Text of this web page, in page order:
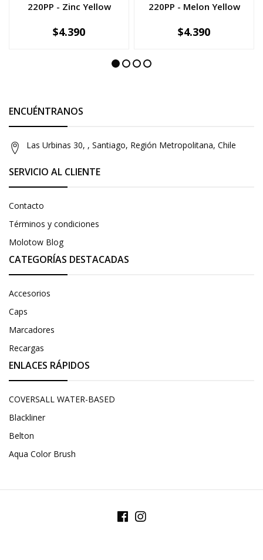
220PP - Zinc Yellow
+
$4.390
220PP - Melon Yellow
+
$4.390
ENCUÉNTRANOS
Las Urbinas 30, , Santiago, Región Metropolitana, Chile
SERVICIO AL CLIENTE
Contacto
Términos y condiciones
Molotow Blog
CATEGORÍAS DESTACADAS
Accesorios
Caps
Marcadores
Recargas
ENLACES RÁPIDOS
COVERSALL WATER-BASED
Blackliner
Belton
Aqua Color Brush